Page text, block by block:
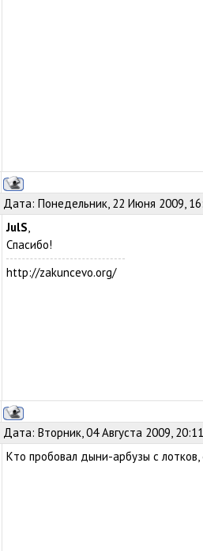
Дата: Понедельник, 22 Июня 2009,
JulS,
Спасибо!
http://zakuncevo.org/
Дата: Вторник, 04 Августа 2009,
Кто пробовал дыни-арбузы с